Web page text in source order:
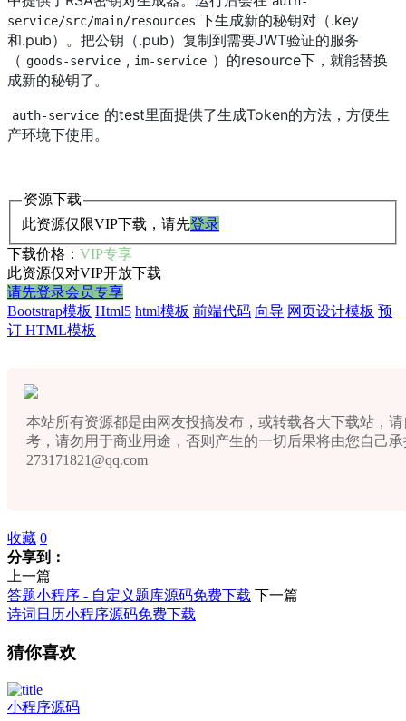
service/src/main/resources 下生成新的秘钥对（.key
和.pub）。把公钥（.pub）复制到需要JWT验证的服务
（ goods-service , im-service ）的resource下，就能替换
成新的秘钥了。
auth-service 的test里面提供了生成Token的方法，方便生
产环境下使用。
资源下载
此资源仅限VIP下载，请先登录
下载价格： VIP专享
此资源仅对VIP开放下载
请先登录会员专享
Bootstrap模板 Html5 html模板 前端代码 向导 网页设计模板 预
订 HTML模板
本站所有资源都是由网友投搞发布，或转载各大下载站，
考，请勿用于商业用途，否则产生的一切后果将由您自己
273171821@qq.com
收藏 0
分享到：
上一篇
答题小程序 - 自定义题库源码免费下载 下一篇
诗词日历小程序源码免费下载
猜你喜欢
小程序源码